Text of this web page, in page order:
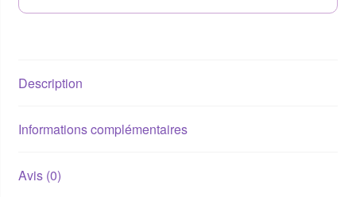
Description
Informations complémentaires
Avis (0)